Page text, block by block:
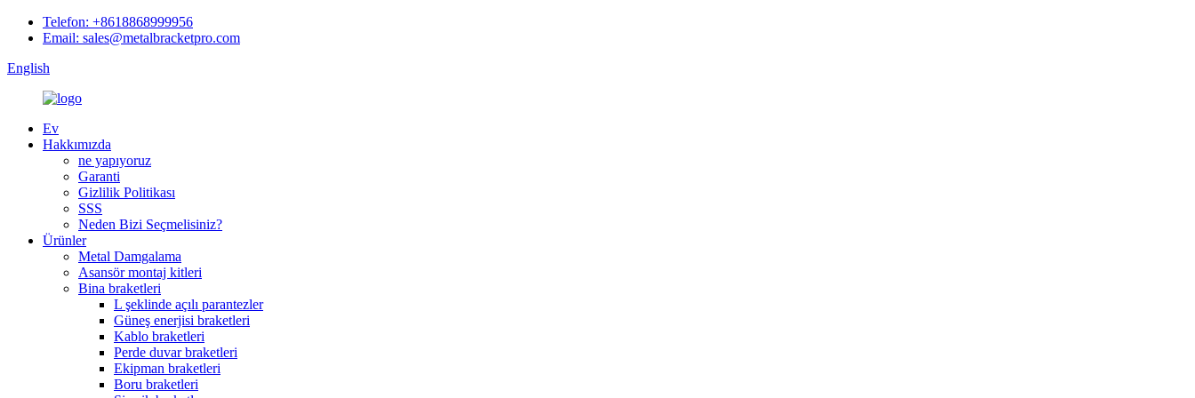
Telefon: +8618868999956
Email: sales@metalbracketpro.com
English
Ev
Hakkımızda
ne yapıyoruz
Garanti
Gizlilik Politikası
SSS
Neden Bizi Seçmelisiniz?
Ürünler
Metal Damgalama
Asansör montaj kitleri
Bina braketleri
L şeklinde açılı parantezler
Güneş enerjisi braketleri
Kablo braketleri
Perde duvar braketleri
Ekipman braketleri
Boru braketleri